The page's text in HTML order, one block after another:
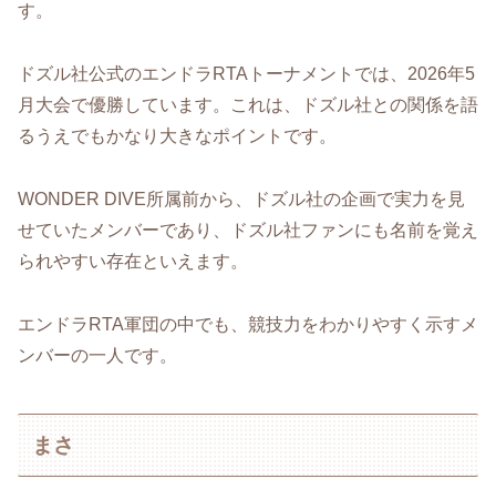
す。
ドズル社公式のエンドラRTAトーナメントでは、2026年5
月大会で優勝しています。これは、ドズル社との関係を語
るうえでもかなり大きなポイントです。
WONDER DIVE所属前から、ドズル社の企画で実力を見
せていたメンバーであり、ドズル社ファンにも名前を覚え
られやすい存在といえます。
エンドラRTA軍団の中でも、競技力をわかりやすく示すメ
ンバーの一人です。
まさ